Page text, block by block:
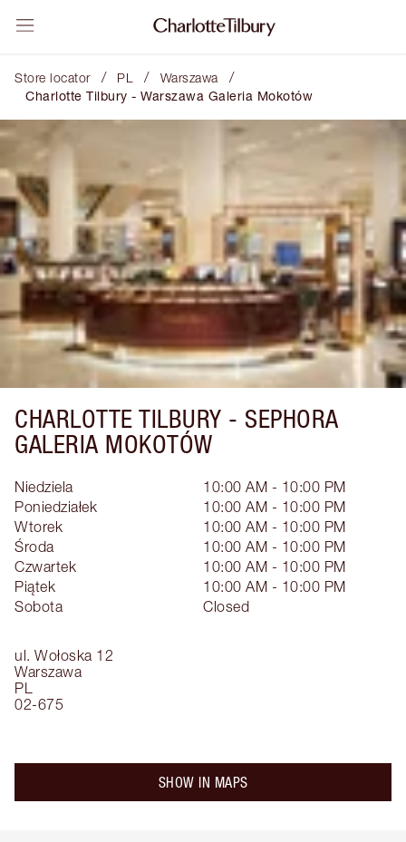
Store locator / PL / Warszawa /
Charlotte Tilbury - Warszawa Galeria Mokotów
CHARLOTTE TILBURY - SEPHORA
GALERIA MOKOTÓW
ul. Wołoska 12
Warszawa
PL
02-675
Niedziela
10:00 AM - 10:00 PM
Poniedziałek
10:00 AM - 10:00 PM
Wtorek
10:00 AM - 10:00 PM
Środa
10:00 AM - 10:00 PM
Czwartek
10:00 AM - 10:00 PM
Piątek
10:00 AM - 10:00 PM
Sobota
Closed
SHOW IN MAPS